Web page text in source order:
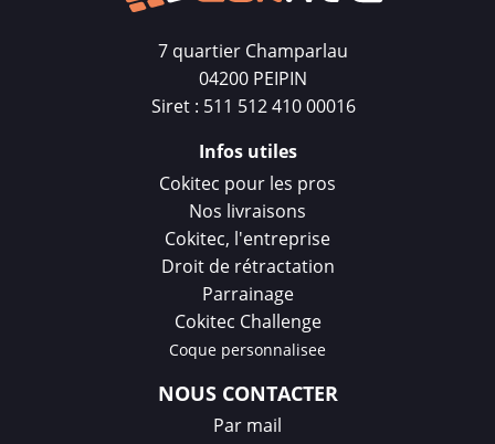
7 quartier Champarlau
04200 PEIPIN
Siret : 511 512 410 00016
Infos utiles
Cokitec pour les pros
Nos livraisons
Cokitec, l'entreprise
Droit de rétractation
Parrainage
Cokitec Challenge
Coque personnalisee
NOUS CONTACTER
Par mail